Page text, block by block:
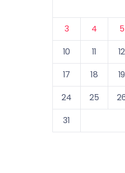
3
4 5
10
11 12
17
18 19
24
25
31